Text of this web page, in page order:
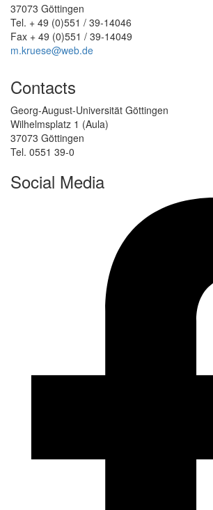
37073 Göttingen
Tel. + 49 (0)551 / 39-14046
Fax + 49 (0)551 / 39-14049
m.kruese@web.de
Contacts
Georg-August-Universität Göttingen
Wilhelmsplatz 1 (Aula)
37073 Göttingen
Tel. 0551 39-0
Social Media